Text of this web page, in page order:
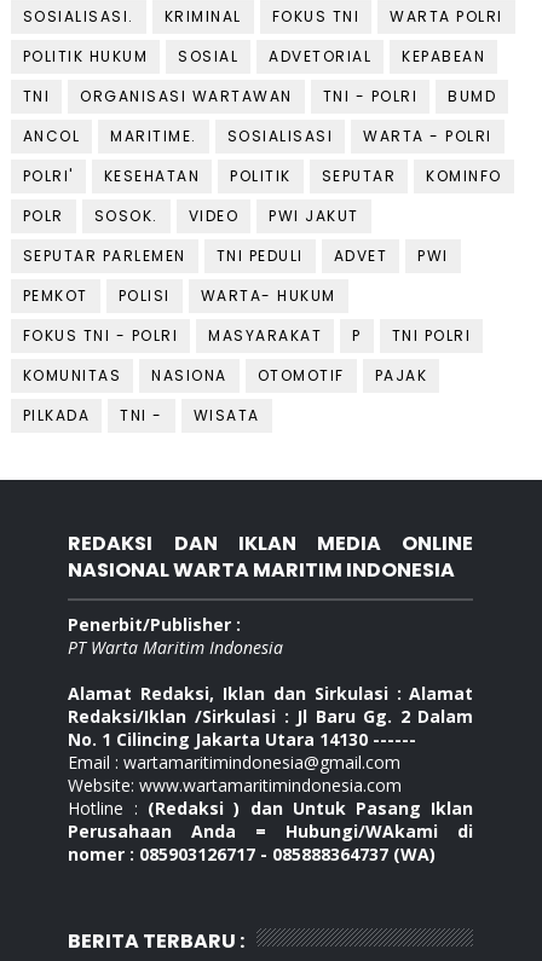
SOSIALISASI.
KRIMINAL FOKUS TNI
WARTA POLRI
POLITIK HUKUM
SOSIAL ADVETORIAL
KEPABEAN
TNI
ORGANISASI WARTAWAN TNI - POLRI
BUMD
ANCOL
MARITIME. SOSIALISASI
WARTA - POLRI
POLRI'
KESEHATAN POLITIK SEPUTAR
KOMINFO
POLR
SOSOK. VIDEO
PWI JAKUT
SEPUTAR PARLEMEN
TNI PEDULI ADVET
PWI
PEMKOT
POLISI
WARTA- HUKUM
FOKUS TNI - POLRI
MASYARAKAT P
TNI POLRI
KOMUNITAS
NASIONA OTOMOTIF
PAJAK
PILKADA
TNI - WISATA
REDAKSI DAN IKLAN MEDIA ONLINE
NASIONAL WARTA MARITIM INDONESIA
Penerbit/Publisher :
PT Warta Maritim Indonesia
Alamat Redaksi, Iklan dan Sirkulasi : Alamat
Redaksi/Iklan /Sirkulasi : Jl Baru Gg. 2 Dalam
No. 1 Cilincing Jakarta Utara 14130 ------
Email : wartamaritimindonesia@gmail.com
Website: www.wartamaritimindonesia.com
Hotline : (Redaksi ) dan Untuk Pasang Iklan
Perusahaan Anda = Hubungi/WAkami di
nomer : 085903126717 - 085888364737 (WA)
BERITA TERBARU :